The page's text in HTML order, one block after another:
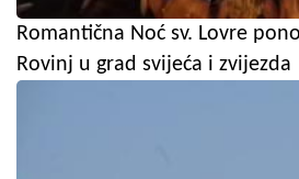
Romantična Noć sv. Lovre
Rovinj u grad svijeća i zvijezda